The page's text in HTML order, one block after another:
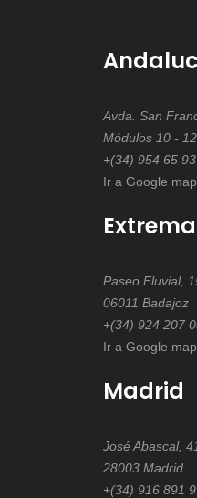
Avda. San
Módulos 10 -
+(34) 954 65
Ir a Google
Paseo Fluvial,
06011 Badajoz
+(34) 924 207
Ir a Google
Madrid
José Abascal,
28003 Madrid
+(34) 916 891